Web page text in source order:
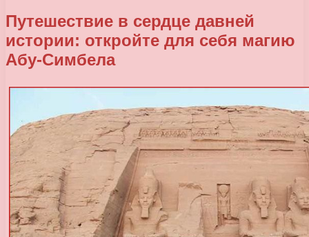
Путешествие в сердце давней
истории: откройте для себя магию
Абу-Симбела